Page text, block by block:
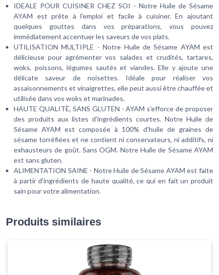
IDEALE POUR CUISINER CHEZ SOI - Notre Huile de Sésame
AYAM est prête à l'emploi et facile à cuisiner. En ajoutant
quelques gouttes dans vos préparations, vous pouvez
immédiatement accentuer les saveurs de vos plats.
UTILISATION MULTIPLE - Notre Huile de Sésame AYAM est
délicieuse pour agrémenter vos salades et crudités, tartares,
woks, poissons, légumes sautés et viandes. Elle y ajoute une
délicate saveur de noisettes. Idéale pour réaliser vos
assaisonnements et vinaigrettes, elle peut aussi être chauffée et
utilisée dans vos woks et marinades.
HAUTE QUALITÉ, SANS GLUTEN - AYAM s'efforce de proposer
des produits aux listes d'ingrédients courtes. Notre Huile de
Sésame AYAM est composée à 100% d'huile de graines de
sésame torréfiées et ne contient ni conservateurs, ni additifs, ni
exhausteurs de goût. Sans OGM. Notre Huile de Sésame AYAM
est sans gluten.
ALIMENTATION SAINE - Notre Huile de Sésame AYAM est faite
à partir d'ingrédients de haute qualité, ce qui en fait un produit
sain pour votre alimentation.
Produits similaires